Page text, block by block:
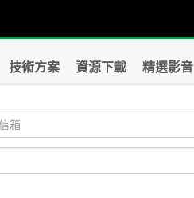
技術方案 資源下載 精選影音